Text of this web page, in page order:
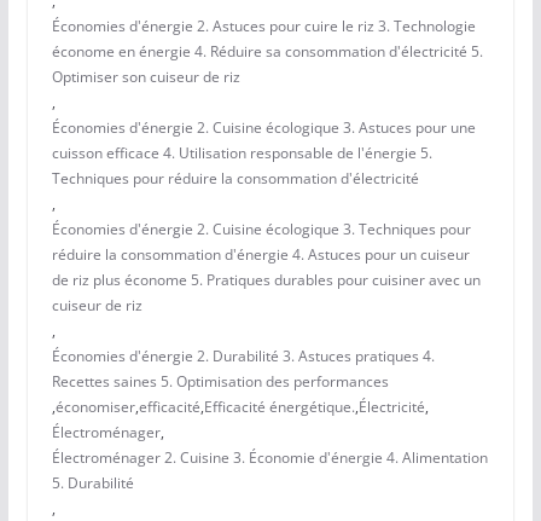
Économies d'énergie 2. Astuces pour cuire le riz 3. Technologie
économe en énergie 4. Réduire sa consommation d'électricité 5.
Optimiser son cuiseur de riz
,
Économies d'énergie 2. Cuisine écologique 3. Astuces pour une
cuisson efficace 4. Utilisation responsable de l'énergie 5.
Techniques pour réduire la consommation d'électricité
,
Économies d'énergie 2. Cuisine écologique 3. Techniques pour
réduire la consommation d'énergie 4. Astuces pour un cuiseur
de riz plus économe 5. Pratiques durables pour cuisiner avec un
cuiseur de riz
,
Économies d'énergie 2. Durabilité 3. Astuces pratiques 4.
Recettes saines 5. Optimisation des performances
,économiser,efficacité,Efficacité énergétique.,Électricité,
Électroménager,
Électroménager 2. Cuisine 3. Économie d'énergie 4. Alimentation
5. Durabilité
,